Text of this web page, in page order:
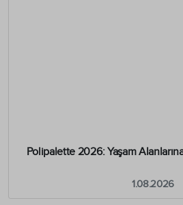
Polipalette 2026: Yaşam
1.08.2026